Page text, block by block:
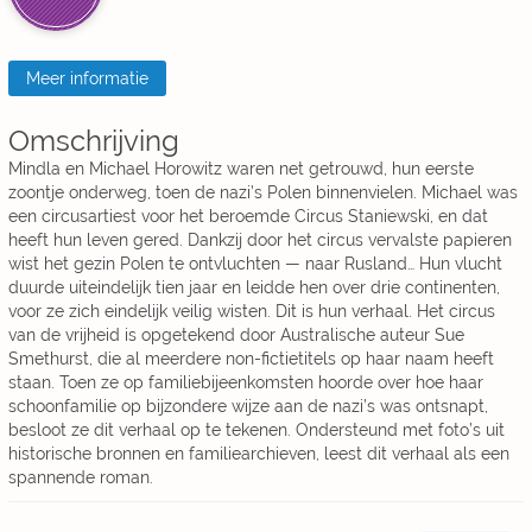
Meer informatie
Omschrijving
Mindla en Michael Horowitz waren net getrouwd, hun eerste
zoontje onderweg, toen de nazi’s Polen binnenvielen. Michael was
een circusartiest voor het beroemde Circus Staniewski, en dat
heeft hun leven gered. Dankzij door het circus vervalste papieren
wist het gezin Polen te ontvluchten — naar Rusland… Hun vlucht
duurde uiteindelijk tien jaar en leidde hen over drie continenten,
voor ze zich eindelijk veilig wisten. Dit is hun verhaal. Het circus
van de vrijheid is opgetekend door Australische auteur Sue
Smethurst, die al meerdere non-fictietitels op haar naam heeft
staan. Toen ze op familiebijeenkomsten hoorde over hoe haar
schoonfamilie op bijzondere wijze aan de nazi’s was ontsnapt,
besloot ze dit verhaal op te tekenen. Ondersteund met foto’s uit
historische bronnen en familiearchieven, leest dit verhaal als een
spannende roman.